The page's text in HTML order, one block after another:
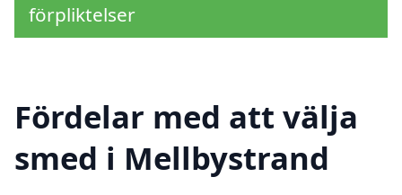
förpliktelser
Fördelar med att välja
smed i Mellbystrand